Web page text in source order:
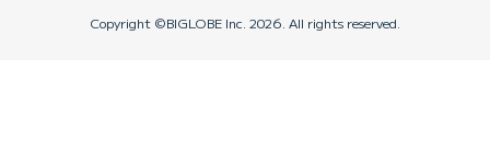
Copyright ©BIGLOBE Inc. 2026. All rights reserved.